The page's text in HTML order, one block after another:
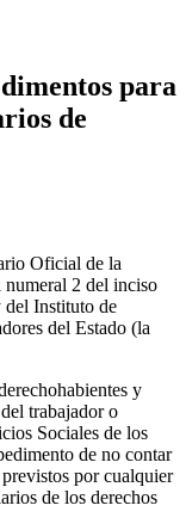
para
de
Oficial de la
numeral 2 del inciso
Instituto de
del Estado (la
y
trabajador o
Sociales de los
de no contar
por cualquier
de los derechos